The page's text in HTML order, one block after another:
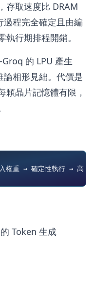
存取速度比 DRAM
程完全確定且由編
行期排程開銷。
的 LPU 產生
相形見絀。代價是
顆晶片記憶體有限，
Token 生成